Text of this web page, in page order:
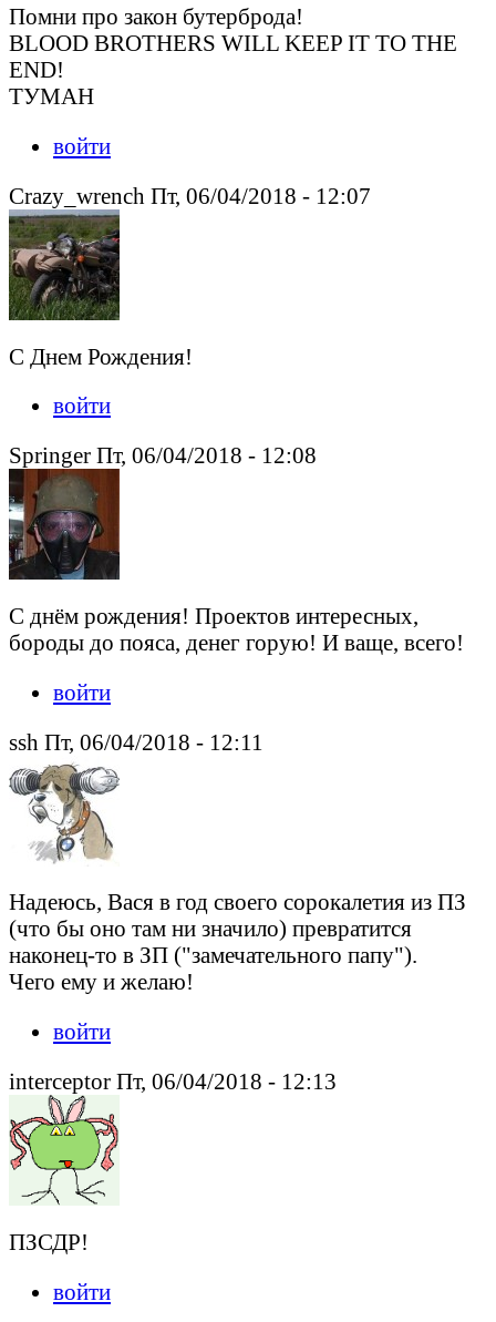
Помни про закон бутерброда!
BLOOD BROTHERS WILL KEEP IT TO THE
END!
ТУМАН
войти
Crazy_wrench Пт, 06/04/2018 - 12:07
С Днем Рождения!
войти
Springer Пт, 06/04/2018 - 12:08
С днём рождения! Проектов интересных,
бороды до пояса, денег горую! И ваще, всего!
войти
ssh Пт, 06/04/2018 - 12:11
Надеюсь, Вася в год своего сорокалетия из ПЗ
(что бы оно там ни значило) превратится
наконец-то в ЗП ("замечательного папу").
Чего ему и желаю!
войти
interceptor Пт, 06/04/2018 - 12:13
ПЗСДР!
войти